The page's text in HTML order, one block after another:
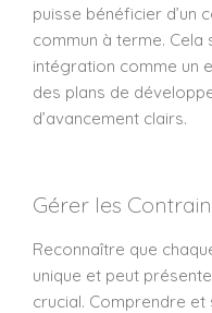
puisse bénéficier d’un
commun à terme.
intégration comme un
des plans de
d’avancement clairs.
Gérer les
Reconnaître que
unique et peut
crucial. Comprendre et